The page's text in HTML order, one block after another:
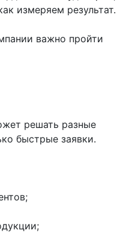
измеряем результат.
важно пройти
решать разные
быстрые заявки.